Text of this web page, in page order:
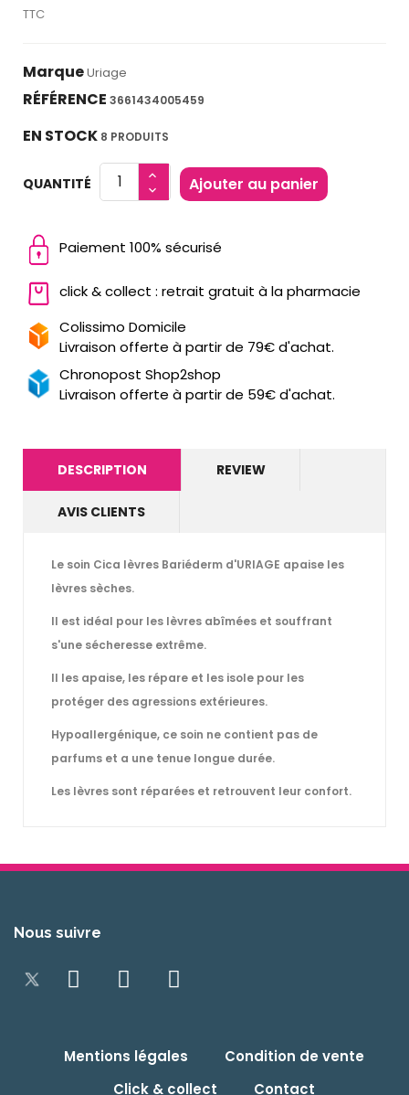
TTC
MarqueUriage
RÉFÉRENCE 3661434005459
EN STOCK 8 PRODUITS
QUANTITÉ Ajouter au panier
Paiement 100% sécurisé
click & collect : retrait gratuit à la pharmacie
Colissimo Domicile
Livraison offerte à partir de 79€ d'achat.
Chronopost Shop2shop
Livraison offerte à partir de 59€ d'achat.
DESCRIPTION REVIEW
AVIS CLIENTS
Le soin Cica lèvres Bariéderm d'URIAGE apaise les
lèvres sèches.
Il est idéal pour les lèvres abîmées et souffrant
s'une sécheresse extrême.
Il les apaise, les répare et les isole pour les
protéger des agressions extérieures.
Hypoallergénique, ce soin ne contient pas de
parfums et a une tenue longue durée.
Les lèvres sont réparées et retrouvent leur confort.
Nous suivre
Mentions légales
Condition de vente
Click & collect
Contact